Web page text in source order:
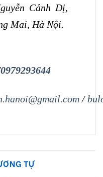
Cảnh Dị,
Mai, Hà Nội.
0979293644
/
TỰ